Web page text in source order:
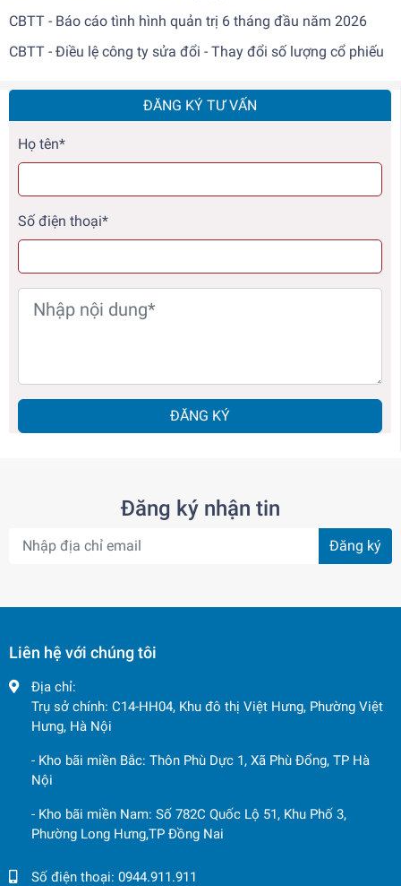
ĐĂNG KÝ TƯ VẤN
Họ tên*
Số điện thoại*
ĐĂNG KÝ
CBTT - Báo cáo tình hình quản trị 6 tháng đầu năm 2026
CBTT - Điều lệ công ty sửa đổi - Thay đổi số lượng cổ phiếu
Đăng ký nhận tin
Đăng ký
Liên hệ với chúng tôi
Địa chỉ:
Trụ sở chính: C14-HH04, Khu đô thị Việt Hưng, Phường Việt
Hưng, Hà Nội
- Kho bãi miền Bắc: Thôn Phù Dực 1, Xã Phù Đổng, TP Hà
Nội
- Kho bãi miền Nam: Số 782C Quốc Lộ 51, Khu Phố 3,
Phường Long Hưng,TP Đồng Nai
Số điện thoại: 0944.911.911